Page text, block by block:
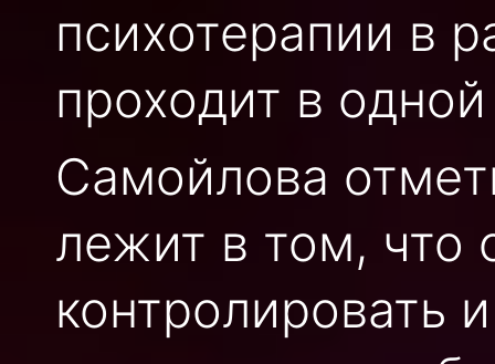
психотерапии в
проходит в
Самойлова
лежит в том, что
контролировать